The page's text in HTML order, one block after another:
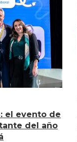
el evento de
del año